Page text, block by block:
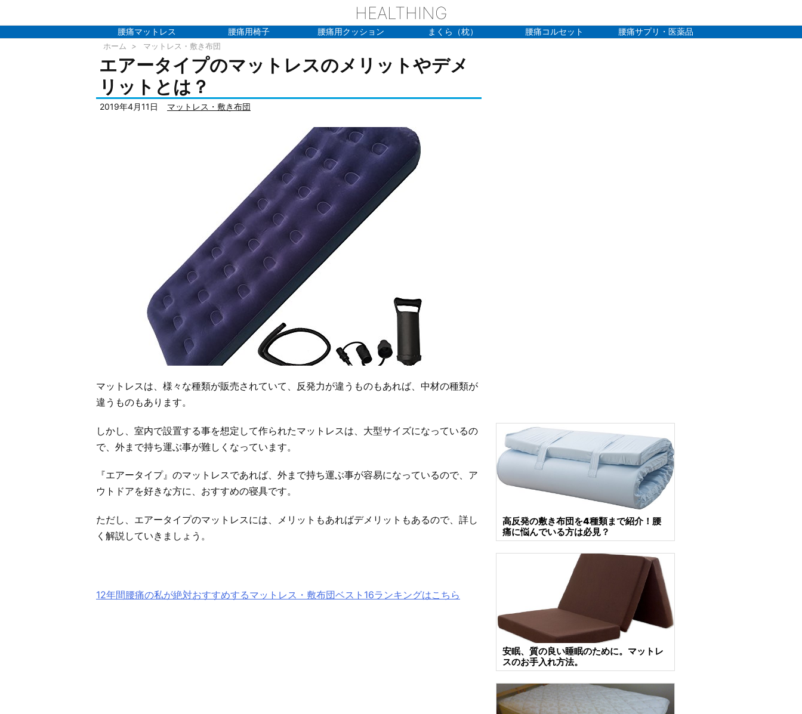
HEALTHING
腰痛マットレス 腰痛用椅子 腰痛用クッション まくら（枕） 腰痛コルセット 腰痛サプリ・医薬品
ホーム > マットレス・敷き布団
エアータイプのマットレスのメリットやデメ
リットとは？
2019年4月11日 マットレス・敷き布団
マットレスは、様々な種類が販売されていて、反発力が違うものもあれば、中材の種類が
違うものもあります。
しかし、室内で設置する事を想定して作られたマットレスは、大型サイズになっているの
で、外まで持ち運ぶ事が難しくなっています。
『エアータイプ』のマットレスであれば、外まで持ち運ぶ事が容易になっているので、ア
ウトドアを好きな方に、おすすめの寝具です。
ただし、エアータイプのマットレスには、メリットもあればデメリットもあるので、詳し
く解説していきましょう。
12年間腰痛の私が絶対おすすめするマットレス・敷布団ベスト16ランキングはこちら
高反発の敷き布団を4種類まで紹介！腰
痛に悩んでいる方は必見？
安眠、質の良い睡眠のために。マットレ
スのお手入れ方法。